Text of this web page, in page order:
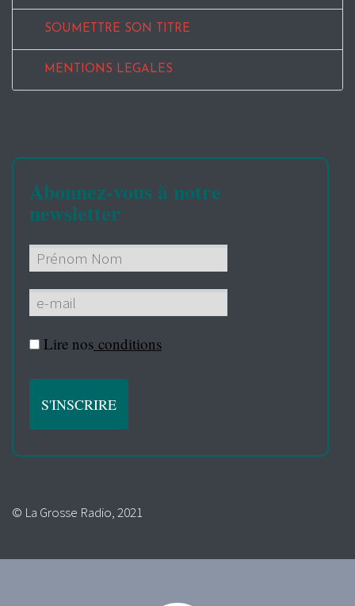
SOUMETTRE SON TITRE
MENTIONS LEGALES
Abonnez-vous à notre
newsletter
Lire nos conditions
© La Grosse Radio, 2021